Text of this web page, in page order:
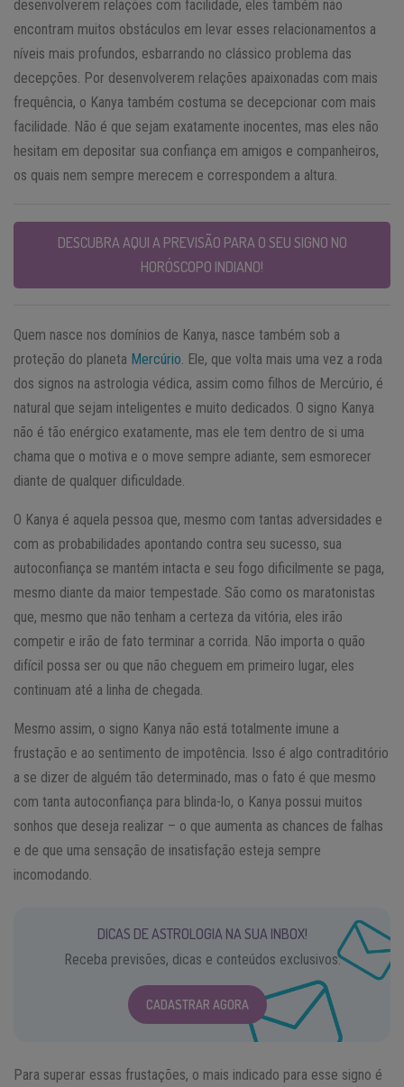
desenvolverem relações com facilidade, eles também não
encontram muitos obstáculos em levar esses relacionamentos a
níveis mais profundos, esbarrando no clássico problema das
decepções. Por desenvolverem relações apaixonadas com mais
frequência, o Kanya também costuma se decepcionar com mais
facilidade. Não é que sejam exatamente inocentes, mas eles não
hesitam em depositar sua confiança em amigos e companheiros,
os quais nem sempre merecem e correspondem a altura.
DESCUBRA AQUI A PREVISÃO PARA O SEU SIGNO NO
HORÓSCOPO INDIANO!
Quem nasce nos domínios de Kanya, nasce também sob a
proteção do planeta Mercúrio . Ele, que volta mais uma vez a roda
dos signos na astrologia védica, assim como filhos de Mercúrio, é
natural que sejam inteligentes e muito dedicados. O signo Kanya
não é tão enérgico exatamente, mas ele tem dentro de si uma
chama que o motiva e o move sempre adiante, sem esmorecer
diante de qualquer dificuldade.
O Kanya é aquela pessoa que, mesmo com tantas adversidades e
com as probabilidades apontando contra seu sucesso, sua
autoconfiança se mantém intacta e seu fogo dificilmente se paga,
mesmo diante da maior tempestade. São como os maratonistas
que, mesmo que não tenham a certeza da vitória, eles irão
competir e irão de fato terminar a corrida. Não importa o quão
difícil possa ser ou que não cheguem em primeiro lugar, eles
continuam até a linha de chegada.
Mesmo assim, o signo Kanya não está totalmente imune a
frustação e ao sentimento de impotência. Isso é algo contraditório
a se dizer de alguém tão determinado, mas o fato é que mesmo
com tanta autoconfiança para blinda-lo, o Kanya possui muitos
sonhos que deseja realizar – o que aumenta as chances de falhas
e de que uma sensação de insatisfação esteja sempre
incomodando.
DICAS DE ASTROLOGIA NA SUA INBOX!
Receba previsões, dicas e conteúdos exclusivos.
CADASTRAR AGORA
Para superar essas frustações, o mais indicado para esse signo é